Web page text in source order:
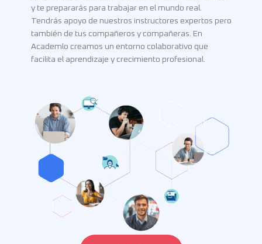
y te prepararás para trabajar en el mundo real.
Tendrás apoyo de nuestros instructores expertos pero
también de tus compañeros y compañeras. En
Academlo creamos un entorno colaborativo que
facilita el aprendizaje y crecimiento profesional.
software y han liderado equipos de programadores en
empresas grandes y en startups tecnológicas.
Los instructores de Academlo conocen las mejores
prácticas para desarrollar productos escalables y de
calidad, para asegurarte que estarás preparado para